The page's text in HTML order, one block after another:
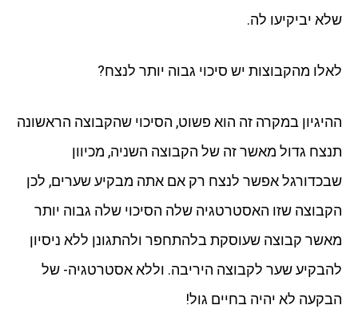
שלא יביקיעו לה.
לאלו מהקבוצות יש סיכוי גבוה יותר לנצח?
ההיגיון במקרה זה הוא פשוט, הסיכוי שהקבוצה הראשונה
תנצח גדול מאשר זה של הקבוצה השניה, מכיוון
שבכדורגל אפשר לנצח רק אם אתה מבקיע שערים, לכן
הקבוצה שזו האסטרטגיה שלה הסיכוי שלה גבוה יותר
מאשר קבוצה שעוסקת בלהתחפר ולהתגונן ללא ניסיון
להבקיע שער לקבוצה היריבה. וללא אסטרטגיה- של
הבקעה לא יהיה בחיים גול!